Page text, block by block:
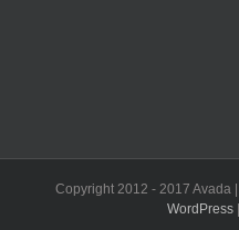
Copyright 2012 - 2017 Avada
WordPress|